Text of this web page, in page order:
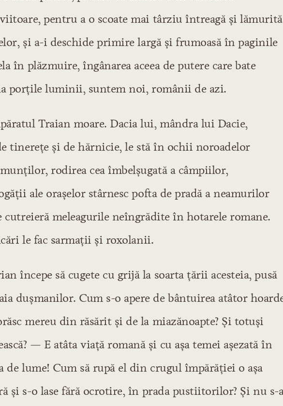
pentru a o scoate mai târziu întreagă și lămurită
și a-i deschide primire largă și frumoasă în paginile
în plăzmuire, îngânarea aceea de putere care bate
porțile luminii, suntem noi, românii de azi.
Traian moare. Dacia lui, mândra lui Dacie,
tinerețe și de hărnicie, le stă în ochii noroadelor
rodirea cea îmbelșugată a câmpiilor,
ale orașelor stârnesc pofta de pradă a neamurilor
cutreieră meleagurile neîngrădite în hotarele romane.
le fac sarmații și roxolanii.
începe să cugete cu grijă la soarta țării acesteia, pusă
dușmanilor. Cum s-o apere de bântuirea atâtor
mereu din răsărit și de la miazănoapte? Și totuși
— E atâta viață romană și cu așa temei așezată în
de lume! Cum să rupă el din crugul împărăției o așa
și s-o lase fără ocrotire, în prada pustiitorilor? Și nu s-